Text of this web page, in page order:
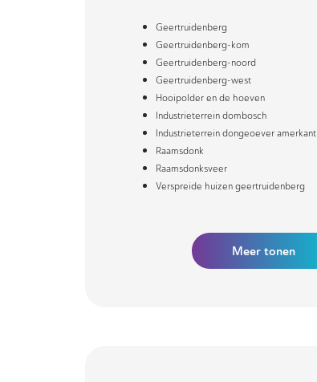
Geertruidenberg
Geertruidenberg-kom
Geertruidenberg-noord
Geertruidenberg-west
Hooipolder en de hoeven
Industrieterrein dombosch
Industrieterrein dongeoever amerkant
Raamsdonk
Raamsdonksveer
Verspreide huizen geertruidenberg
Meer tonen